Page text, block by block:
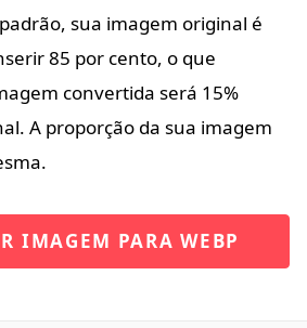
sua imagem original é
85 por cento, o que
convertida será 15%
A proporção da sua imagem
IMAGEM PARA WEBP